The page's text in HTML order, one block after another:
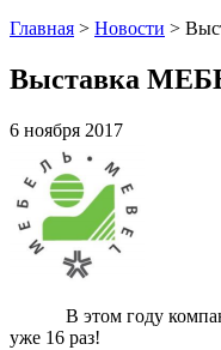
Главная > Новости >
Выставка
6 ноября 2017
В этом году
уже 16 раз!